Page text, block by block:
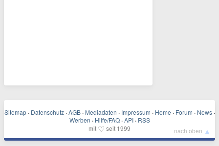
Sitemap · Datenschutz · AGB · Mediadaten · Impressum · Home · Forum · News ·
Werben · Hilfe/FAQ · API · RSS
mit ♡ seit 1999 nach oben ▲